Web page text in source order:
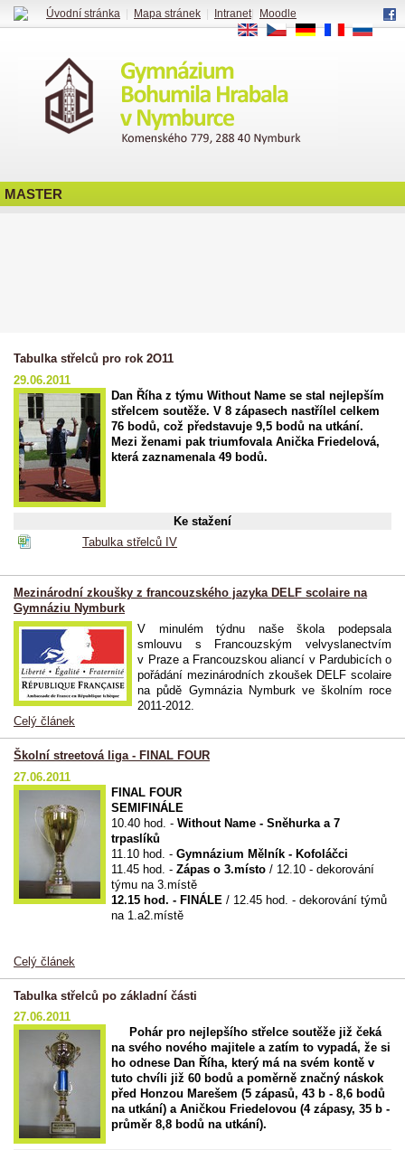
MASTER
Tabulka střelců pro rok 2O11
29.06.2011
Dan Říha z týmu Without Name se stal nejlepším
střelcem soutěže. V 8 zápasech nastřílel celkem
76 bodů, což představuje 9,5 bodů na utkání.
Mezi ženami pak triumfovala Anička Friedelová,
která zaznamenala 49 bodů.
Ke stažení
Tabulka střelců IV
Mezinárodní zkoušky z francouzského jazyka DELF scolaire na
Gymnáziu Nymburk
V minulém týdnu naše škola podepsala
smlouvu s Francouzským velvyslanectvím
v Praze a Francouzskou aliancí v Pardubicích o
pořádání mezinárodních zkoušek DELF scolaire
na půdě Gymnázia Nymburk ve školním roce
2011-2012.
Celý článek
Školní streetová liga - FINAL FOUR
27.06.2011
FINAL FOUR
SEMIFINÁLE
10.40 hod. -Without Name - Sněhurka a 7
trpaslíků
11.10 hod. -Gymnázium Mělník - Kofoláčci
11.45 hod. -Zápas o 3.místo/ 12.10 - dekorování
týmu na 3.místě
12.15 hod. - FINÁLE/ 12.45 hod. - dekorování týmů
na 1.a2.místě
Celý článek
Tabulka střelců po základní části
27.06.2011
Pohár pro nejlepšího střelce soutěže již čeká
na svého nového majitele a zatím to vypadá, že si
ho odnese Dan Říha, který má na svém kontě v
tuto chvíli již 60 bodů a poměrně značný náskok
před Honzou Marešem (5 zápasů, 43 b - 8,6 bodů
na utkání) a Aničkou Friedelovou (4 zápasy, 35 b -
průměr 8,8 bodů na utkání).
Úvodní stránka Mapa stránek Intranet|
Moodle
EN
CS DE FR RU